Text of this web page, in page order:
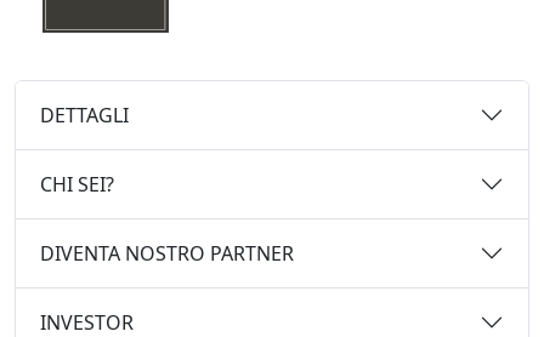
DETTAGLI
CHI SEI?
DIVENTA NOSTRO PARTNER
INVESTOR